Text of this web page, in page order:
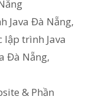
Java Đà Nẵng,
lập trình Java
Đà Nẵng,
& Phần